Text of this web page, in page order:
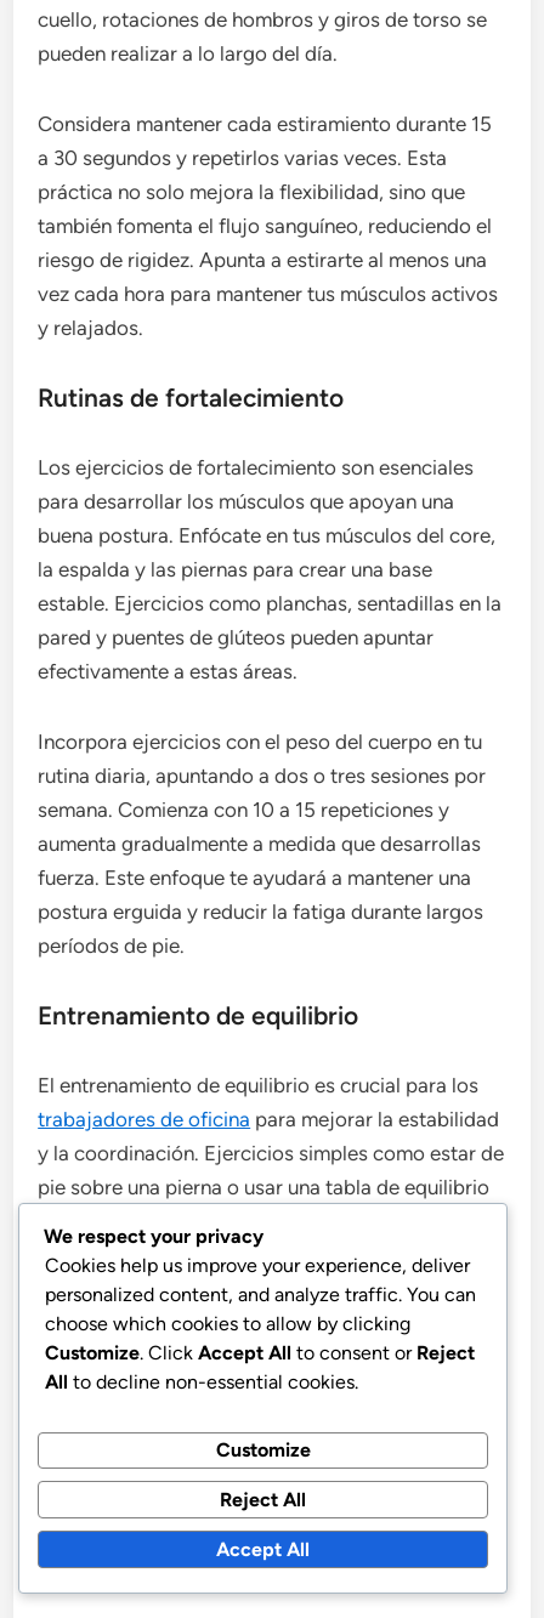
cuello, rotaciones de hombros y giros de torso se
pueden realizar a lo largo del día.
Considera mantener cada estiramiento durante 15
a 30 segundos y repetirlos varias veces. Esta
práctica no solo mejora la flexibilidad, sino que
también fomenta el flujo sanguíneo, reduciendo el
riesgo de rigidez. Apunta a estirarte al menos una
vez cada hora para mantener tus músculos activos
y relajados.
Rutinas de fortalecimiento
Los ejercicios de fortalecimiento son esenciales
para desarrollar los músculos que apoyan una
buena postura. Enfócate en tus músculos del core,
la espalda y las piernas para crear una base
estable. Ejercicios como planchas, sentadillas en la
pared y puentes de glúteos pueden apuntar
efectivamente a estas áreas.
Incorpora ejercicios con el peso del cuerpo en tu
rutina diaria, apuntando a dos o tres sesiones por
semana. Comienza con 10 a 15 repeticiones y
aumenta gradualmente a medida que desarrollas
fuerza. Este enfoque te ayudará a mantener una
postura erguida y reducir la fatiga durante largos
períodos de pie.
Entrenamiento de equilibrio
El entrenamiento de equilibrio es crucial para los
trabajadores de oficina para mejorar la estabilidad
y la coordinación. Ejercicios simples como estar de
pie sobre una pierna o usar una tabla de equilibrio
actividades activan tu core y la parte inferior del
cuerpo, que son vitales para mantener una postura
adecuada.
Practica ejercicios de equilibrio durante unos
minutos cada día. Puedes integrarlos en tu rutina
realizándolos mientras esperas que tu café se
prepare o durante un descanso rápido. Esto no
solo mejorará tu postura, sino que también
aumentará tu conciencia corporal general.
We respect your privacy
Cookies help us improve your experience, deliver
personalized content, and analyze traffic. You can
choose which cookies to allow by clicking
Customize. Click Accept All to consent or Reject
All to decline non-essential cookies.
Customize
Reject All
Accept All